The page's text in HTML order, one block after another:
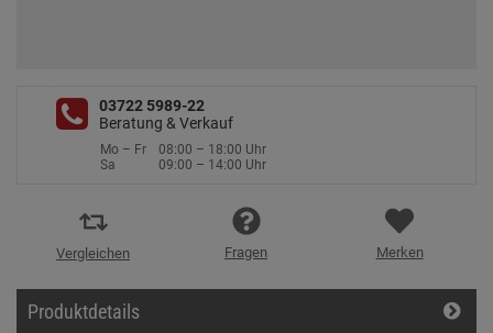
03722 5989-22
Beratung & Verkauf
Mo – Fr
08:00 – 18:00 Uhr
Sa
09:00 – 14:00 Uhr
Vergleichen Fragen Merken
Produktdetails